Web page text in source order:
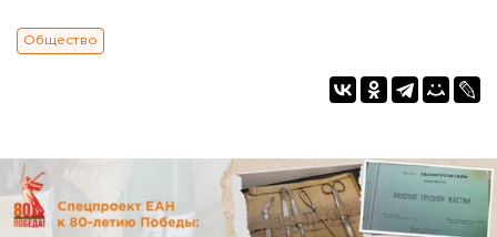
Общество